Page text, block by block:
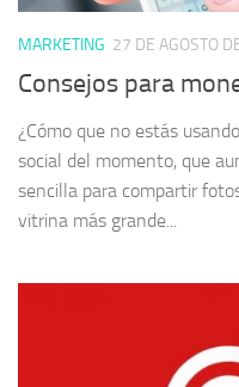
MARKETING 27 DE AGOSTO
Consejos para
¿Cómo que no estás
social del momento, que
sencilla para compartir
vitrina más grande...